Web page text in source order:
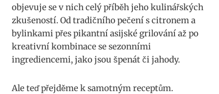
objevuje ⁣se v nich celý ‍příběh jeho kulinářských​
zkušeností.⁢ Od ‌tradičního⁤ pečení s citronem ⁢a
bylinkami přes pikantní‍ asijské grilování až po
kreativní kombinace⁤ se‌ sezonními
‌ingrediencemi, jako ⁢jsou špenát či jahody.
Ale teď přejděme‍ k samotným receptům.